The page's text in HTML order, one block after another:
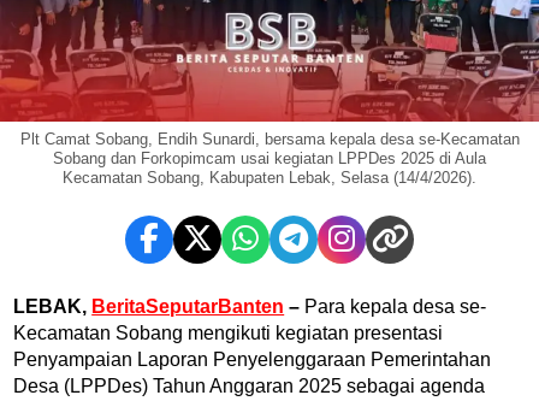
Plt Camat Sobang, Endih Sunardi, bersama kepala desa se-Kecamatan
Sobang dan Forkopimcam usai kegiatan LPPDes 2025 di Aula
Kecamatan Sobang, Kabupaten Lebak, Selasa (14/4/2026).
LEBAK, BeritaSeputarBanten – Para kepala desa se-
Kecamatan Sobang mengikuti kegiatan presentasi
Penyampaian Laporan Penyelenggaraan Pemerintahan
Desa (LPPDes) Tahun Anggaran 2025 sebagai agenda